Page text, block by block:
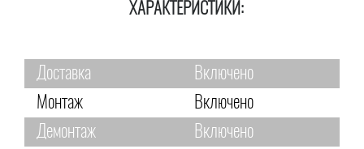
ХАРАКТЕРИСТИКИ:
Доставка
Включено
Монтаж
Включено
Демонтаж
Включено